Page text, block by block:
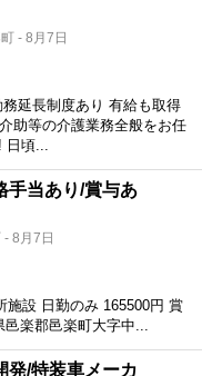
- 8月7日
延長制度あり 有給も取得
助等の介護業務全般をお任
頃...
手当あり/賞与あ
8月7日
施設 日勤のみ 165500円 賞
楽郡邑楽町大字中...
発/特装車メーカ